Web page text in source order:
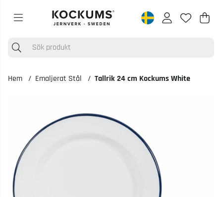
.
Hem Emaljerat Stål Tallrik 24 cm Kockums White